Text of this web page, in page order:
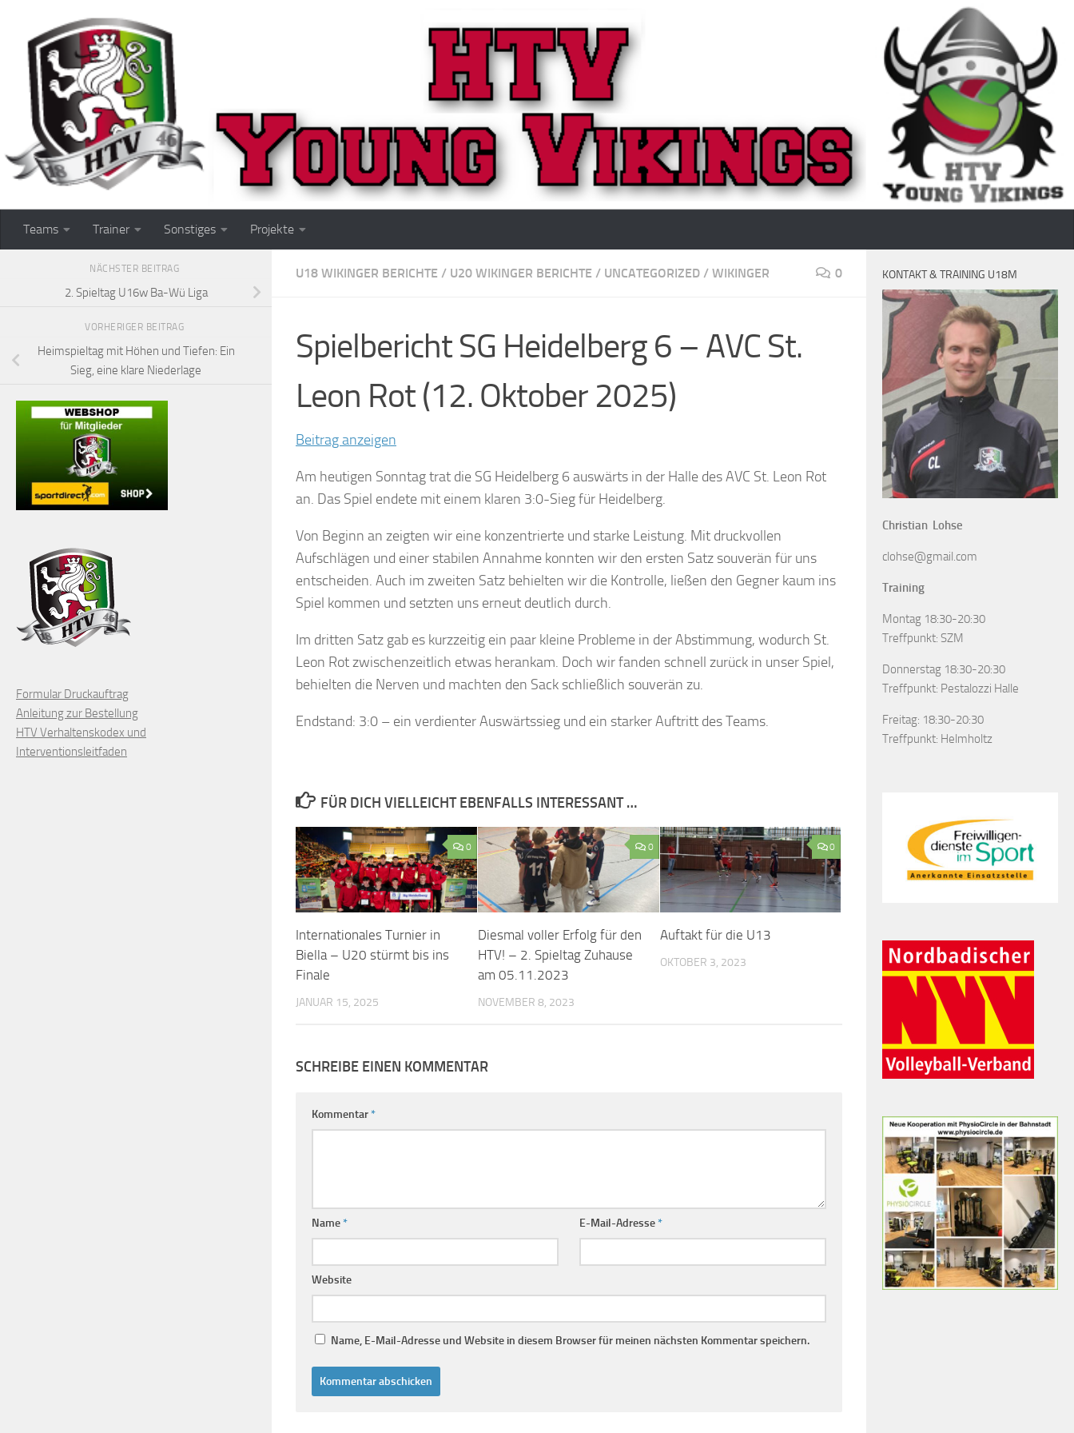
Zum Inhalt springen
Teams Trainer Sonstiges Projekte
U18 WIKINGER BERICHTE / U20 WIKINGER BERICHTE / UNCATEGORIZED / WIKINGER 0
Spielbericht SG Heidelberg 6 – AVC St.
Leon Rot (12. Oktober 2025)
Beitrag anzeigen
Am heutigen Sonntag trat die SG Heidelberg 6 auswärts in der Halle des AVC St. Leon Rot
an. Das Spiel endete mit einem klaren 3:0-Sieg für Heidelberg.
Von Beginn an zeigten wir eine konzentrierte und starke Leistung. Mit druckvollen
Aufschlägen und einer stabilen Annahme konnten wir den ersten Satz souverän für uns
entscheiden. Auch im zweiten Satz behielten wir die Kontrolle, ließen den Gegner kaum ins
Spiel kommen und setzten uns erneut deutlich durch.
Im dritten Satz gab es kurzzeitig ein paar kleine Probleme in der Abstimmung, wodurch St.
Leon Rot zwischenzeitlich etwas herankam. Doch wir fanden schnell zurück in unser Spiel,
behielten die Nerven und machten den Sack schließlich souverän zu.
Endstand: 3:0 – ein verdienter Auswärtssieg und ein starker Auftritt des Teams.
FÜR DICH VIELLEICHT EBENFALLS INTERESSANT …
0
Internationales Turnier in
Biella – U20 stürmt bis ins
Finale
JANUAR 15, 2025
0
Diesmal voller Erfolg für den
HTV! – 2. Spieltag Zuhause
am 05.11.2023
NOVEMBER 8, 2023
0
Auftakt für die U13
OKTOBER 3, 2023
SCHREIBE EINEN KOMMENTAR
Kommentar*
Name* E-Mail-Adresse*
Website
Name, E-Mail-Adresse und Website in diesem Browser für meinen nächsten Kommentar speichern.
NÄCHSTER BEITRAG
2. Spieltag U16w Ba-Wü Liga
VORHERIGER BEITRAG
Heimspieltag mit Höhen und Tiefen: Ein
Sieg, eine klare Niederlage
Formular Druckauftrag
Anleitung zur Bestellung
HTV Verhaltenskodex und
Interventionsleitfaden
KONTAKT & TRAINING U18M
Christian Lohse
clohse@gmail.com
Training
Montag 18:30-20:30
Treffpunkt: SZM
Donnerstag 18:30-20:30
Treffpunkt: Pestalozzi Halle
Freitag: 18:30-20:30
Treffpunkt: Helmholtz